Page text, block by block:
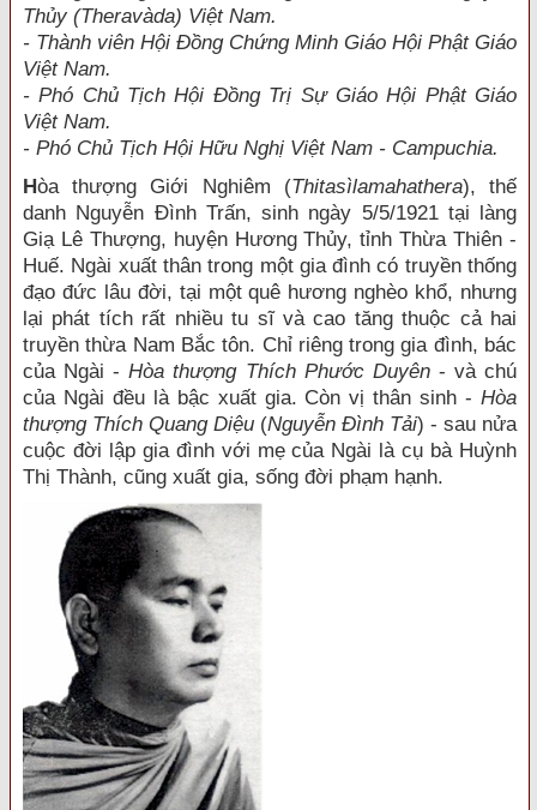
Thủy (Theravàda) Việt Nam.
- Thành viên Hội Đồng Chứng Minh Giáo Hội Phật Giáo
Việt Nam.
- Phó Chủ Tịch Hội Đồng Trị Sự Giáo Hội Phật Giáo
Việt Nam.
- Phó Chủ Tịch Hội Hữu Nghị Việt Nam - Campuchia.
Hòa thượng Giới Nghiêm (Thitasìlamahathera), thế
danh Nguyễn Đình Trấn, sinh ngày 5/5/1921 tại làng
Giạ Lê Thượng, huyện Hương Thủy, tỉnh Thừa Thiên -
Huế. Ngài xuất thân trong một gia đình có truyền thống
đạo đức lâu đời, tại một quê hương nghèo khổ, nhưng
lại phát tích rất nhiều tu sĩ và cao tăng thuộc cả hai
truyền thừa Nam Bắc tôn. Chỉ riêng trong gia đình, bác
của Ngài -Hòa thượng Thích Phước Duyên- và chú
của Ngài đều là bậc xuất gia. Còn vị thân sinh - Hòa
thượng Thích Quang Diệu (Nguyễn Đình Tải) - sau nửa
cuộc đời lập gia đình với mẹ của Ngài là cụ bà Huỳnh
Thị Thành, cũng xuất gia, sống đời phạm hạnh.